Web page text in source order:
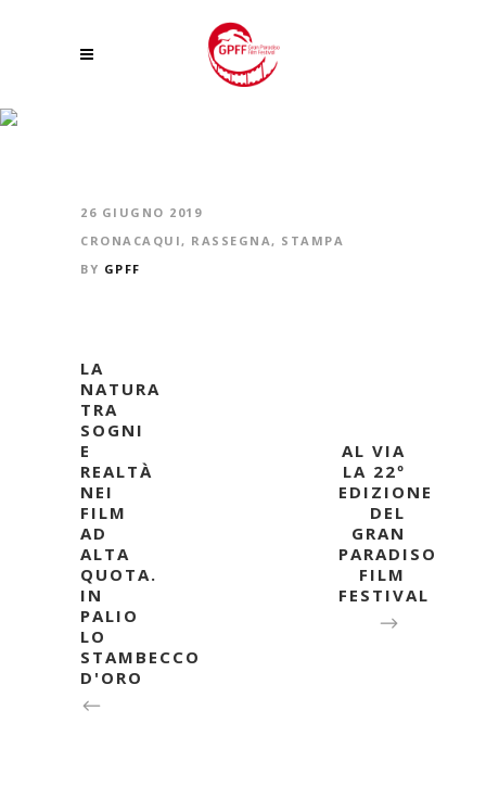
26 GIUGNO 2019
CRONACAQUI, RASSEGNA, STAMPA
BY GPFF
LA
NATURA
TRA
SOGNI
E
REALTÀ
NEI
FILM
AD
ALTA
QUOTA.
IN
PALIO
LO
STAMBECCO
D'ORO
AL VIA
LA 22º
EDIZIONE
DEL
GRAN
PARADISO
FILM
FESTIVAL